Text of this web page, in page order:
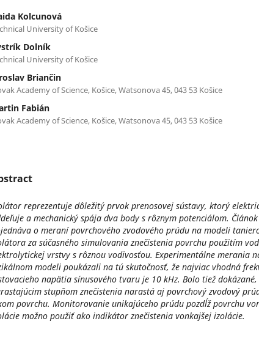
Kolcunová
University of Košice
Dolník
University of Košice
Briančin
Academy of Science, Košice, Watsonova 45, 043 53 Košice
Fabián
Academy of Science, Košice, Watsonova 45, 043 53 Košice
reprezentuje dôležitý prvok prenosovej sústavy, ktorý
a mechanický spája dva body s rôznym potenciálom. Článok
o meraní povrchového zvodového prúdu na modeli
za súčasného simulovania znečistenia povrchu použitím
vrstvy s rôznou vodivosťou. Experimentálne merania
modeli poukázali na tú skutočnosť, že najviac vhodná
napätia sínusového tvaru je 10 kHz. Bolo tiež dokázané,
stupňom znečistenia narastá aj povrchový zvodový
povrchu. Monitorovanie unikajúceho prúdu pozdĺž povrchu
možno použiť ako indikátor znečistenia vonkajšej izolácie.